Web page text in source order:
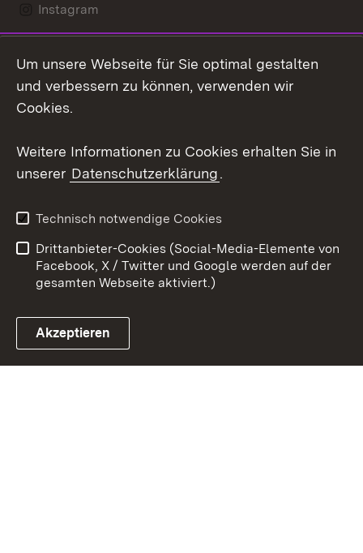
Instagram
Mastodon
Youtube
Link zum Landesportal
Kontakt
Datenschutz
Barrierefreiheit
Impressum Cookies
Um unsere Webseite für Sie optimal gestalten
und verbessern zu können, verwenden wir
Cookies.
Weitere Informationen zu Cookies erhalten Sie in
unserer Datenschutzerklärung.
Technisch notwendige Cookies
Drittanbieter-Cookies (Social-Media-Elemente von
Facebook, X / Twitter und Google werden auf der
gesamten Webseite aktiviert.)
Akzeptieren